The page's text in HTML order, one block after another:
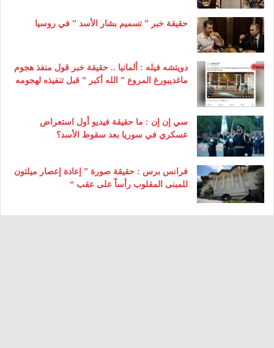
حقيقة خبر ” تسميم بشار الأسد ” في روسيا
دويتشه فيله : ألمانيا .. حقيقة خبر قول منفذ هجوم
ماغديبورغ المروع ” الله أكبر ” قبل تنفيذه لهجومه
سي إن إن : ما حقيقة فيديو أول استعراض
عسكري في سوريا بعد سقوط الأسد؟
فرانس برس : حقيقة صورة ” إعادة إعصار ميلتون
للمبنى المقلوب رأساً على عقب “